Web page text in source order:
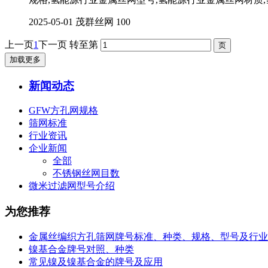
2025-05-01 茂群丝网 100
上一页1下一页 转至第
加载更多
新闻动态
GFW方孔网规格
筛网标准
行业资讯
企业新闻
全部
不锈钢丝网目数
微米过滤网型号介绍
为您推荐
金属丝编织方孔筛网牌号标准、种类、规格、型号及行
镍基合金牌号对照、种类
常见镍及镍基合金的牌号及应用